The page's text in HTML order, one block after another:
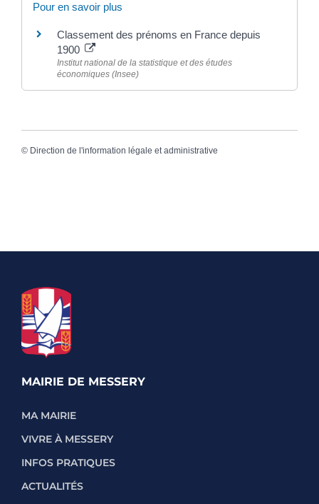
Pour en savoir plus
Classement des prénoms en France depuis
1900
Institut national de la statistique et des études
économiques (Insee)
© Direction de l'information légale et administrative
MAIRIE DE MESSERY
MA MAIRIE
VIVRE À MESSERY
INFOS PRATIQUES
ACTUALITÉS